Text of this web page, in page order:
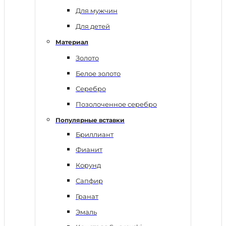
Для мужчин
Для детей
Материал
Золото
Белое золото
Серебро
Позолоченное серебро
Популярные вставки
Бриллиант
Фианит
Корунд
Сапфир
Гранат
Эмаль